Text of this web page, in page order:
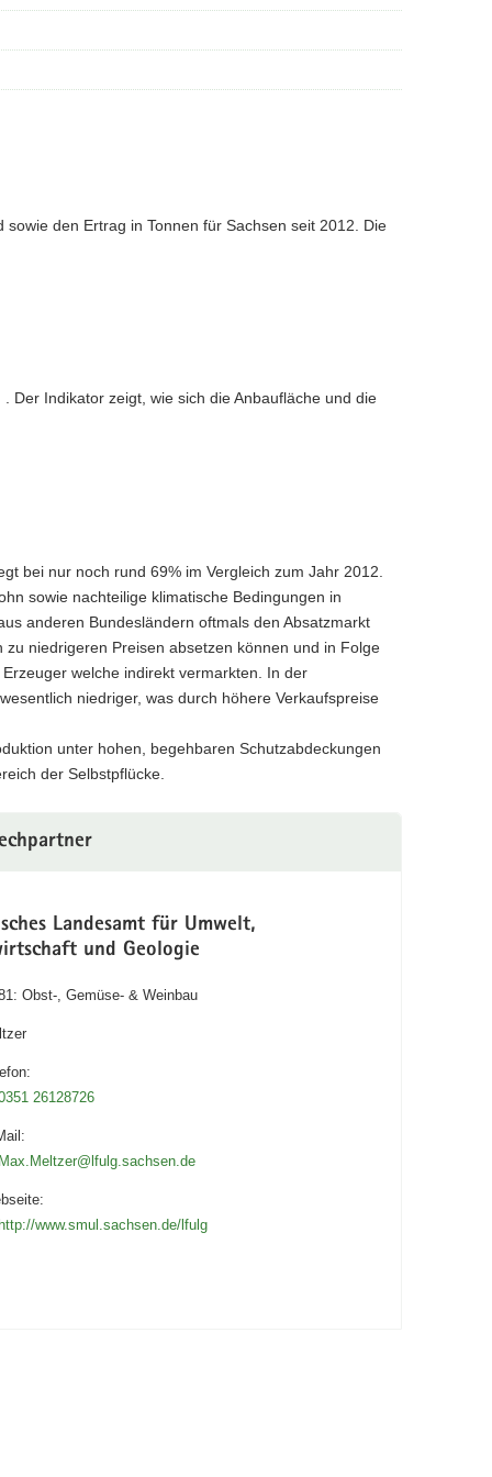
den Ertrag in Tonnen für Sachsen seit 2012. Die
Der Indikator zeigt, wie sich die Anbaufläche und die
bei nur noch rund 69% im Vergleich zum Jahr 2012.
sowie nachteilige klimatische Bedingungen in
anderen Bundesländern oftmals den Absatzmarkt
niedrigeren Preisen absetzen können und in Folge
welche indirekt vermarkten. In der
niedriger, was durch höhere Verkaufspreise
unter hohen, begehbaren Schutzabdeckungen
der Selbstpflücke.
Landesamt für Umwelt,
und Geologie
Obst-, Gemüse- & Weinbau
26128726
www.smul.sachsen.de/lfulg